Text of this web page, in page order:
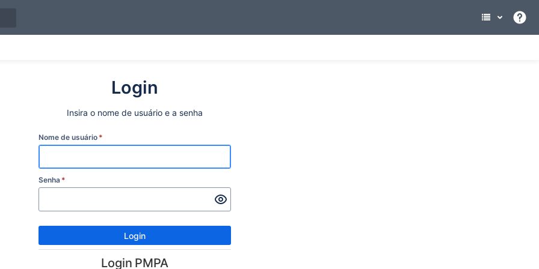
Login
Insira o nome de usuário e a senha
Nome de usuário *
Senha *
Login
Login PMPA